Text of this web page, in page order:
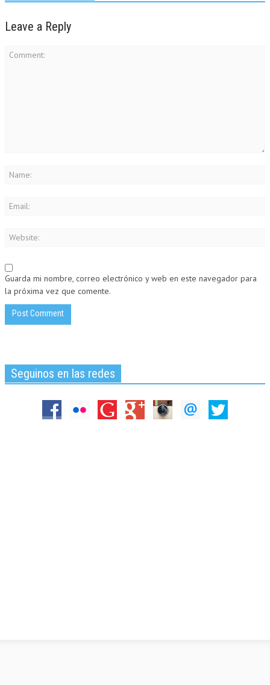
Leave a Reply
Guarda mi nombre, correo electrónico y web en este navegador para
la próxima vez que comente.
Seguinos en las redes